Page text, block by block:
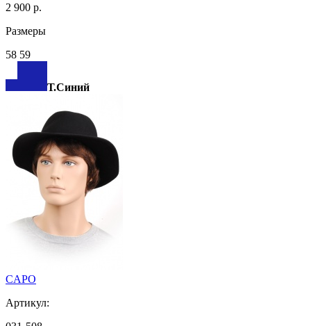
2 900 р.
Размеры
58 59
Т.Синий
CAPO
Артикул: